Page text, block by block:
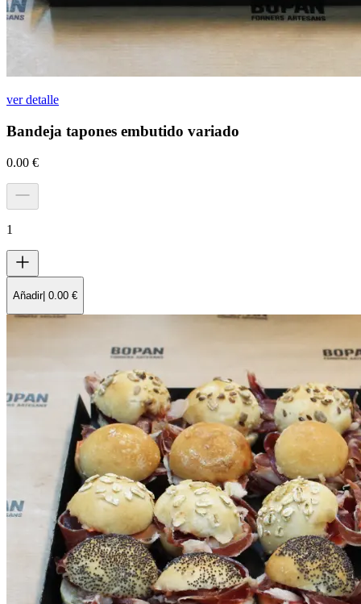
ver detalle
Bandeja tapones embutido variado
0.00 €
1
Añadir| 0.00 €